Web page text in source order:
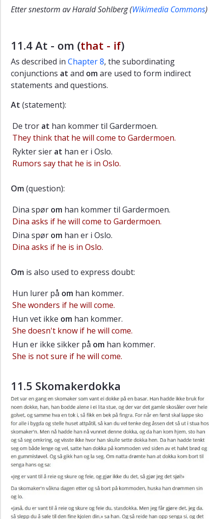
Etter snestorm av Harald Sohlberg (Wikimedia Commons)
11.4 At - om (that - if)
As described in Chapter 8, the subordinating
conjunctions at and omare used to form indirect
statements and questions.
At (statement):
De tror at han kommer til Gardermoen.
They think that he will come to Gardermoen.
Rykter sier at han er i Oslo.
Rumors say that he is in Oslo.
Om(question):
Dina spør om han kommer til Gardermoen.
Dina asks if he will come to Gardermoen.
Dina spør om han er i Oslo.
Dina asks if he is in Oslo.
Om is also used to express doubt:
Hun lurer på om han kommer.
She wonders if he will come.
Hun vet ikke om han kommer.
She doesn't know if he will come.
Hun er ikke sikker på om han kommer.
She is not sure if he will come.
11.5 Skomakerdokka